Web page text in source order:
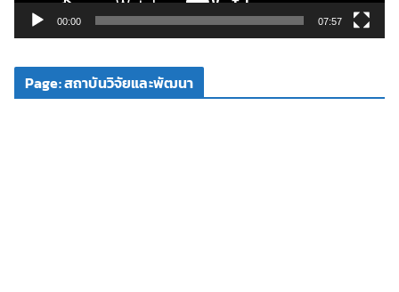
ดี
00:00 07:57
Page: สถาบันวิจัยและพัฒนา